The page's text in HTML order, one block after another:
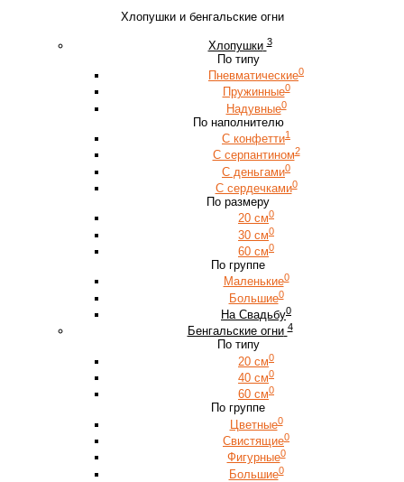
Хлопушки и бенгальские огни
Хлопушки 3
По типу
Пневматические0
Пружинные0
Надувные0
По наполнителю
С конфетти1
С серпантином2
С деньгами0
С сердечками0
По размеру
20 см0
30 см0
60 см0
По группе
Маленькие0
Большие0
На Свадьбу0
Бенгальские огни 4
По типу
20 см0
40 см0
60 см0
По группе
Цветные0
Свистящие0
Фигурные0
Большие0